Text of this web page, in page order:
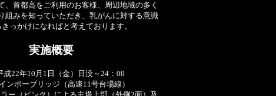
、首都高をご利用のお客様、周辺地域の多く
組みを知っていただき、乳がんに対する意識
っかけになればと考えております。
実施概要
成22年10月1日（金）日没～24：00
ンボーブリッジ（高速11号台場線）